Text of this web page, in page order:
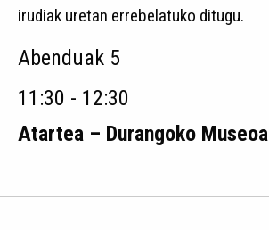
irudiak uretan errebelatuko ditugu.
Abenduak 5
11:30 - 12:30
Atartea – Durangoko Museoa